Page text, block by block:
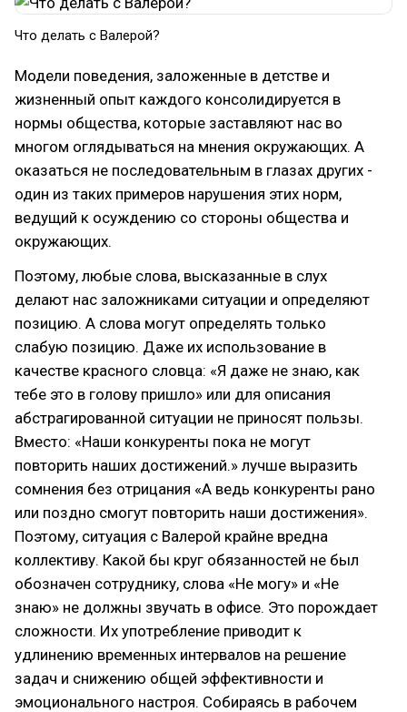
Что делать с Валерой?
Модели поведения, заложенные в детстве и
жизненный опыт каждого консолидируется в
нормы общества, которые заставляют нас во
многом оглядываться на мнения окружающих. А
оказаться не последовательным в глазах других -
один из таких примеров нарушения этих норм,
ведущий к осуждению со стороны общества и
окружающих.
Поэтому, любые слова, высказанные в слух
делают нас заложниками ситуации и определяют
позицию. А слова могут определять только
слабую позицию. Даже их использование в
качестве красного словца: «Я даже не знаю, как
тебе это в голову пришло» или для описания
абстрагированной ситуации не приносят пользы.
Вместо: «Наши конкуренты пока не могут
повторить наших достижений.» лучше выразить
сомнения без отрицания «А ведь конкуренты рано
или поздно смогут повторить наши достижения».
Поэтому, ситуация с Валерой крайне вредна
коллективу. Какой бы круг обязанностей не был
обозначен сотруднику, слова «Не могу» и «Не
знаю» не должны звучать в офисе. Это порождает
сложности. Их употребление приводит к
удлинению временных интервалов на решение
задач и снижению общей эффективности и
эмоционального настроя. Собираясь в рабочем